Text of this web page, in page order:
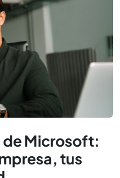
de Microsoft:
tus